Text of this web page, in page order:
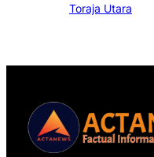
Toraja Utara